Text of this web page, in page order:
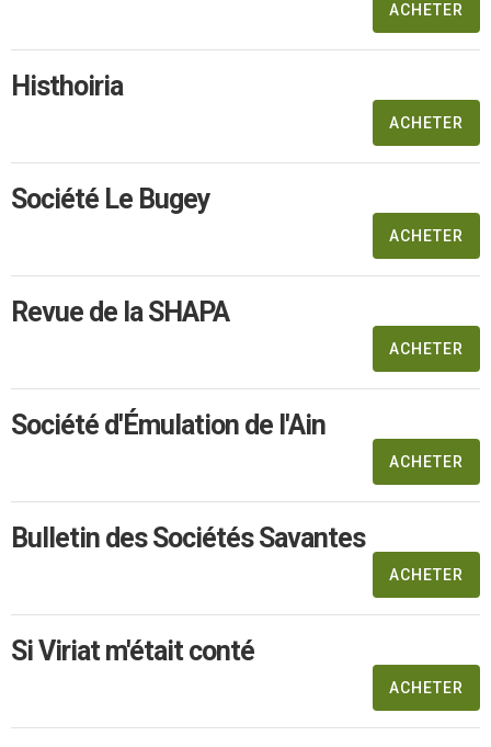
ACHETER
Histhoiria
ACHETER
Société Le Bugey
ACHETER
Revue de la SHAPA
ACHETER
Société d'Émulation de l'Ain
ACHETER
Bulletin des Sociétés Savantes
ACHETER
Si Viriat m'était conté
ACHETER